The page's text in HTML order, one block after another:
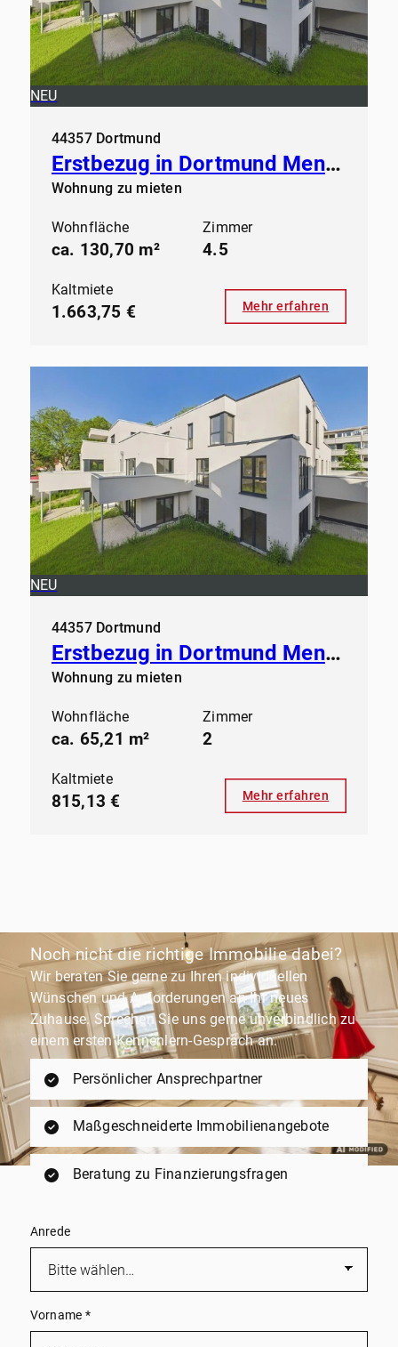
NEU
44357 Dortmund
Erstbezug in Dortmund Mengede - Modernes Wohnen ab sofort
Wohnung zu mieten
Wohnfläche
ca. 130,70 m²
Zimmer
4.5
Kaltmiete
1.663,75 € Mehr erfahren
NEU
44357 Dortmund
Erstbezug in Dortmund Mengede - Modern Wohnen ab sofort
Wohnung zu mieten
Wohnfläche
ca. 65,21 m²
Zimmer
2
Kaltmiete
815,13 € Mehr erfahren
Noch nicht die richtige Immobilie dabei?
Wir beraten Sie gerne zu Ihren individuellen
Wünschen und Anforderungen an Ihr neues
Zuhause. Sprechen Sie uns gerne unverbindlich zu
einem ersten Kennenlern-Gespräch an.
Persönlicher Ansprechpartner
Maßgeschneiderte Immobilienangebote
Beratung zu Finanzierungsfragen
Anrede
Vorname *